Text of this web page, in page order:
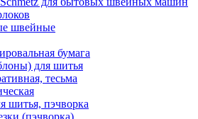
швейные
бумага
для шитья
тесьма
шитья, пэчворка
(пэчворка)